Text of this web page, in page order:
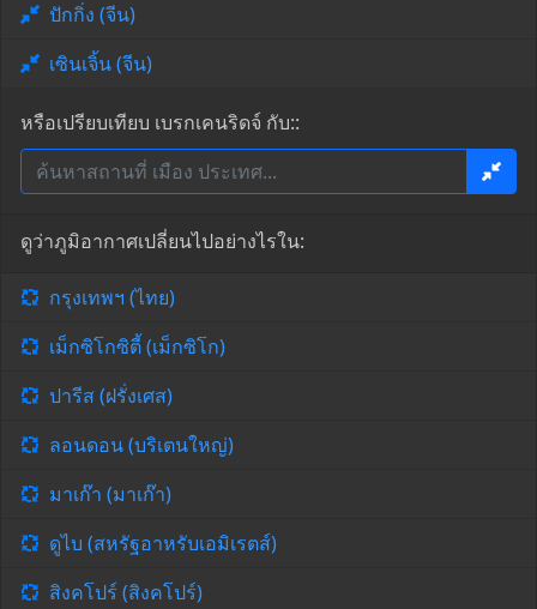
ปักกิ่ง (จีน)
เซินเจิ้น (จีน)
หรือเปรียบเทียบ เบรกเคนริดจ์ กับ::
ดูว่าภูมิอากาศเปลี่ยนไปอย่างไรใน:
กรุงเทพฯ (ไทย)
เม็กซิโกซิตี้ (เม็กซิโก)
ปารีส (ฝรั่งเศส)
ลอนดอน (บริเตนใหญ่)
มาเก๊า (มาเก๊า)
ดูไบ (สหรัฐอาหรับเอมิเรตส์)
สิงคโปร์ (สิงคโปร์)